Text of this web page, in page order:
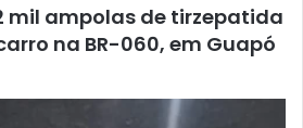
mil ampolas de tirzepatida
na BR-060, em Guapó